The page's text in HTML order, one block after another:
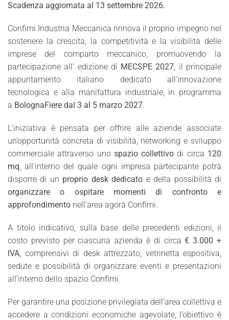
Scadenza aggiornata al 13 settembre 2026.
Confimi Industria Meccanica rinnova il proprio impegno nel
sostenere la crescita, la competitività e la visibilità delle
imprese del comparto meccanico, promuovendo la
partecipazione all’ edizione di MECSPE 2027, il principale
appuntamento italiano dedicato all’innovazione
tecnologica e alla manifattura industriale, in programma
a BolognaFiere dal 3 al 5 marzo 2027.
L’iniziativa è pensata per offrire alle aziende associate
un’opportunità concreta di visibilità, networking e sviluppo
commerciale attraverso uno spazio collettivo di circa 120
mq, all’interno del quale ogni impresa partecipante potrà
disporre di un proprio desk dedicato e della possibilità di
organizzare o ospitare momenti di confronto e
approfondimento nell’area agorà Confimi.
A titolo indicativo, sulla base delle precedenti edizioni, il
costo previsto per ciascuna azienda è di circa€ 3.000 +
IVA, comprensivi di desk attrezzato, vetrinetta espositiva,
sedute e possibilità di organizzare eventi e presentazioni
all’interno dello spazio Confimi.
Per garantire una posizione privilegiata dell’area collettiva e
accedere a condizioni economiche agevolate, l’obiettivo è